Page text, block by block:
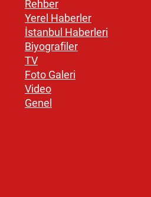
Rehber
Yerel Haberler
İstanbul Haberleri
Biyografiler
TV
Foto Galeri
Video
Genel